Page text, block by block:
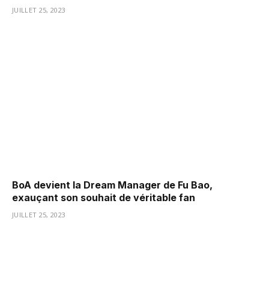
JUILLET 25, 2023
BoA devient la Dream Manager de Fu Bao,
exauçant son souhait de véritable fan
JUILLET 25, 2023